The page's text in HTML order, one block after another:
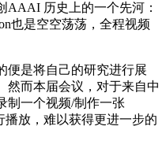
AAAI 历史上的一个先河：
也是空空荡荡，全程视频
是将自己的研究进行展
然而本届会议，对于来自中
制一个视频/制作一张
播放，难以获得更进一步的